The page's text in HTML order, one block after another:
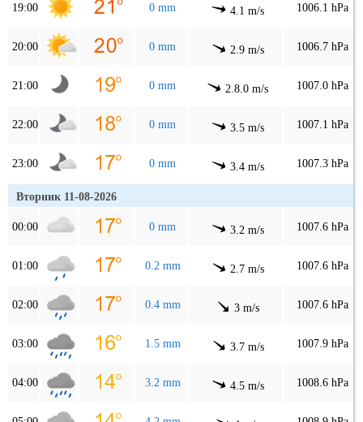
19:00 0 mm 4.1 m/s 1006.1 hPa
20:00 0 mm 2.9 m/s 1006.7 hPa
21:00 0 mm 2.8.0 m/s 1007.0 hPa
22:00 0 mm 3.5 m/s 1007.1 hPa
23:00 0 mm 3.4 m/s 1007.3 hPa
Вторник 11-08-2026
00:00 0 mm 3.2 m/s 1007.6 hPa
01:00 0.2 mm 2.7 m/s 1007.6 hPa
02:00 0.4 mm 3 m/s 1007.6 hPa
03:00 1.5 mm 3.7 m/s 1007.9 hPa
04:00 3.2 mm 4.5 m/s 1008.6 hPa